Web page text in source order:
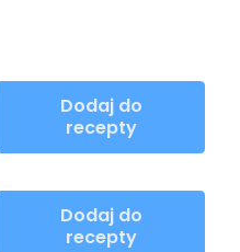
Dodaj do
recepty
Dodaj do
recepty